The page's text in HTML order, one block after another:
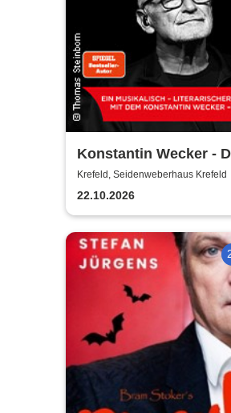
Konstantin Wecker -
Liebe zuliebe
Krefeld, Seidenweberhaus Krefeld
22.10.2026